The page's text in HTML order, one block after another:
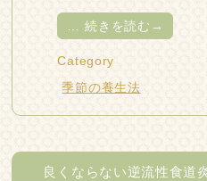
… 続きを読む→
Category
季節の養生法
良くならない逆流性食道